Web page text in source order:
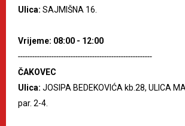
Ulica: SAJMIŠNA 16.
Vrijeme: 08:00 - 12:00
--------------------------------------------------------
ČAKOVEC
Ulica: JOSIPA BEDEKOVIĆA kb.28, ULICA
par. 2-4.